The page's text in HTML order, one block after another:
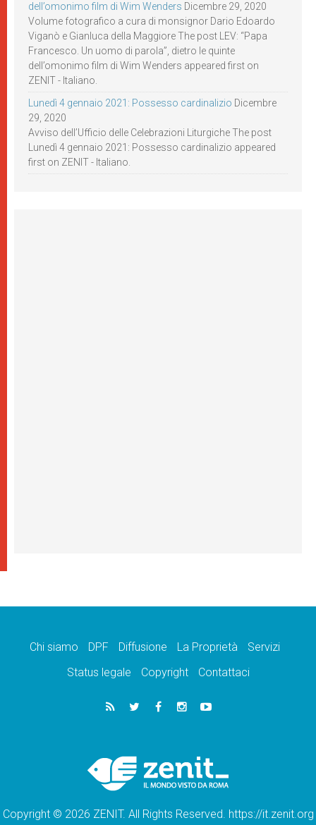
dell’omonimo film di Wim Wenders Dicembre 29, 2020
Volume fotografico a cura di monsignor Dario Edoardo
Viganò e Gianluca della Maggiore The post LEV: “Papa
Francesco. Un uomo di parola”, dietro le quinte
dell’omonimo film di Wim Wenders appeared first on
ZENIT - Italiano.
Lunedì 4 gennaio 2021: Possesso cardinalizio Dicembre
29, 2020
Avviso dell’Ufficio delle Celebrazioni Liturgiche The post
Lunedì 4 gennaio 2021: Possesso cardinalizio appeared
first on ZENIT - Italiano.
Chi siamo DPF Diffusione La Proprietà
Servizi
Status legale
Copyright Contattaci
Copyright © 2026 ZENIT. All Rights Reserved. https://it.zenit.org